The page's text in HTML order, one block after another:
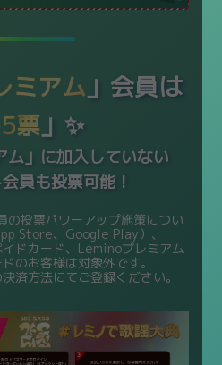
ミアム」会員は
票」✨
ム」に加入していない
員も投票可能！
投票パワーアップ施策につい
Store、Google Play）、
ドカード、Leminoプレミアム
のお客様は対象外です。
済方法にてご登録ください。